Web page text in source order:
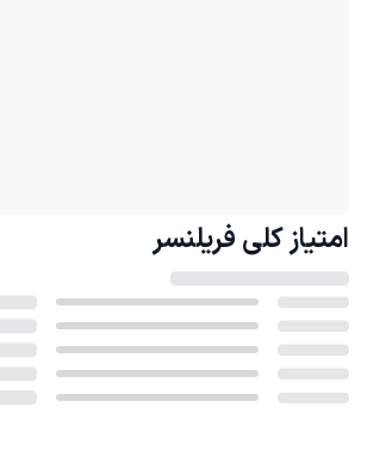
امتیاز کلی فریلنسر